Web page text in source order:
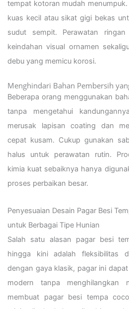
tempat kotoran mudah
kuas kecil atau sikat gigi bekas
sudut sempit. Perawatan
keindahan visual ornamen
debu yang memicu korosi.
Menghindari Bahan Pembersih
Beberapa orang menggunakan
tanpa mengetahui
merusak lapisan coating dan
cepat kusam. Cukup gunakan
halus untuk perawatan rutin.
kimia kuat sebaiknya hanya
proses perbaikan besar.
Penyesuaian Desain Pagar Besi
untuk Berbagai Tipe Hunian
Salah satu alasan pagar besi
hingga kini adalah fleksibilitas
dengan gaya klasik, pagar ini
modern tanpa menghilangkan
membuat pagar besi tempa